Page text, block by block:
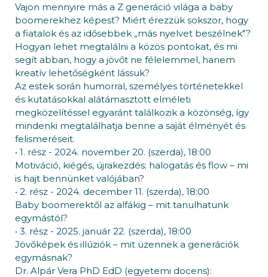
Vajon mennyire más a Z generáció világa a baby
boomerekhez képest? Miért érezzük sokszor, hogy
a fiatalok és az idősebbek „más nyelvet beszélnek"?
Hogyan lehet megtalálni a közös pontokat, és mi
segít abban, hogy a jövőt ne félelemmel, hanem
kreatív lehetőségként lássuk?
Az estek során humorral, személyes történetekkel
és kutatásokkal alátámasztott elméleti
megközelítéssel egyaránt találkozik a közönség, így
mindenki megtalálhatja benne a saját élményét és
felismeréseit.
• 1. rész - 2024. november 20. (szerda), 18:00
Motiváció, kiégés, újrakezdés; halogatás és flow – mi
is hajt bennünket valójában?
• 2. rész - 2024. december 11. (szerda), 18:00
Baby boomerektől az alfákig – mit tanulhatunk
egymástól?
• 3. rész - 2025. január 22. (szerda), 18:00
Jövőképek és illúziók – mit üzennek a generációk
egymásnak?
Dr. Alpár Vera PhD EdD (egyetemi docens):